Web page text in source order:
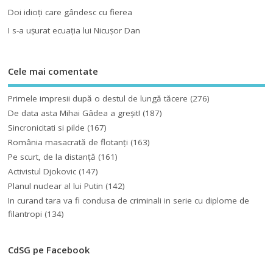
Doi idioţi care gândesc cu fierea
I s-a uşurat ecuaţia lui Nicuşor Dan
Cele mai comentate
Primele impresii după o destul de lungă tăcere (276)
De data asta Mihai Gâdea a greşit! (187)
Sincronicitati si pilde (167)
România masacrată de flotanţi (163)
Pe scurt, de la distanță (161)
Activistul Djokovic (147)
Planul nuclear al lui Putin (142)
In curand tara va fi condusa de criminali in serie cu diplome de
filantropi (134)
CdSG pe Facebook